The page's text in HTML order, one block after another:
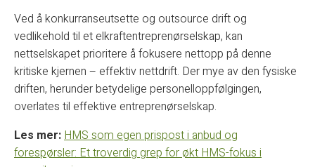
Ved å konkurranseutsette og outsource drift og
vedlikehold til et elkraftentreprenørselskap, kan
nettselskapet prioritere å fokusere nettopp på denne
kritiske kjernen – effektiv nettdrift. Der mye av den fysiske
driften, herunder betydelige personelloppfølgingen,
overlates til effektive entreprenørselskap.
Les mer:HMS som egen prispost i anbud og
forespørsler: Et troverdig grep for økt HMS-fokus i